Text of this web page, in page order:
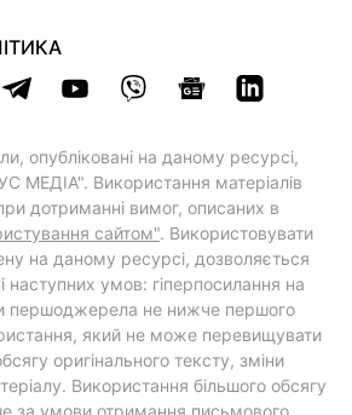
опубліковані на даному ресурсі,
МЕДІА". Використання матеріалів
дотриманні вимог, описаних в
сайтом". Використовувати
на даному ресурсі, дозволяється
умов: гіперпосилання на
першоджерела не нижче першого
який не може перевищувати
оригінального тексту, зміни
Використання більшого обсягу
за умови отримання письмового